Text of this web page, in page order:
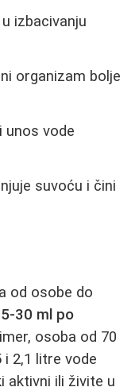
izbacivanju
organizam bolje
unos vode
suvoću i čini
od osobe do
30 ml po
osoba od 70
i 2,1 litre vode
aktivni ili živite u